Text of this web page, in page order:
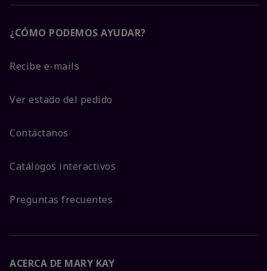
¿CÓMO PODEMOS AYUDAR?
Recibe e-mails
Ver estado del pedido
Contáctanos
Catálogos interactivos
Preguntas frecuentes
ACERCA DE MARY KAY